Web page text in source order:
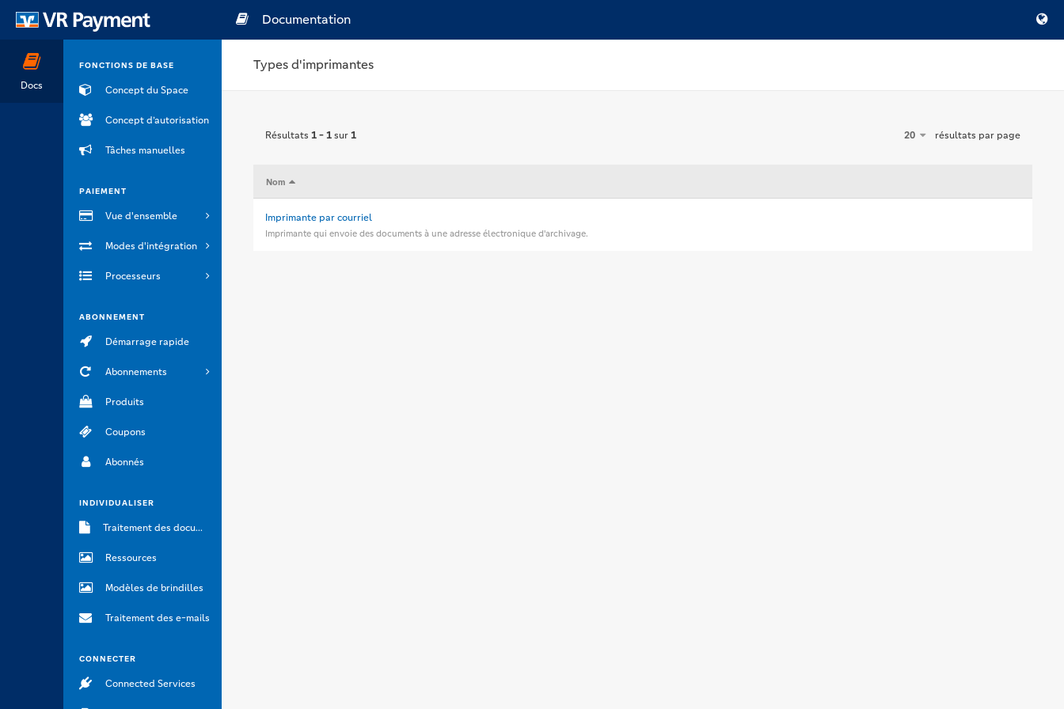
Docs
FONCTIONS DE BASE
Concept du Space
Concept d’autorisation
Tâches manuelles
PAIEMENT
Vue d'ensemble
Modes d'intégration
Processeurs
ABONNEMENT
Démarrage rapide
Abonnements
Produits
Coupons
Abonnés
INDIVIDUALISER
Traitement des documents
Ressources
Modèles de brindilles
Traitement des e-mails
CONNECTER
Connected Services
Documentation
Types d'imprimantes
Résultats 1 - 1sur1 20 résultats par page
Imprimante par courriel
Imprimante qui envoie des documents à une adresse électronique d'archivage.
Nom